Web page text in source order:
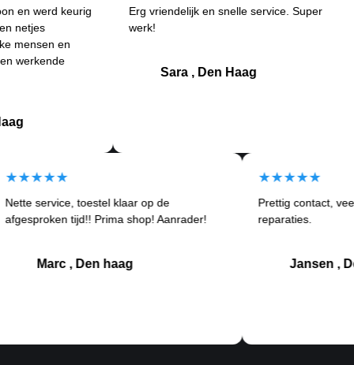
keurig
en
Erg vriendelijk en snelle service. Super
Sara , Den Haag
★★★★★
Nette service, toestel klaar op de
afgesproken tijd!! Prima shop! Aanrader!
Marc , Den haag
Prettig